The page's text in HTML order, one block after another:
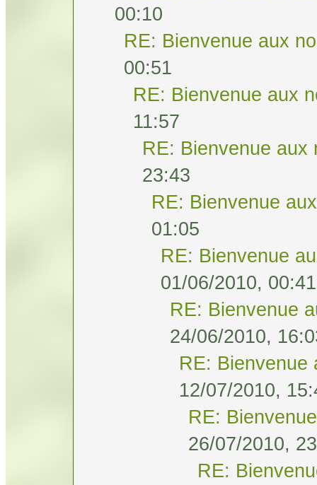
00:10
RE: Bienvenue aux
00:51
RE: Bienvenue aux
11:57
RE: Bienvenue aux
23:43
RE: Bienvenue
01:05
RE: Bienvenue
01/06/2010, 00:41
RE: Bienvenue
24/06/2010,
RE: Bienvenue
12/07/2010,
RE:
26/07/2010,
RE: